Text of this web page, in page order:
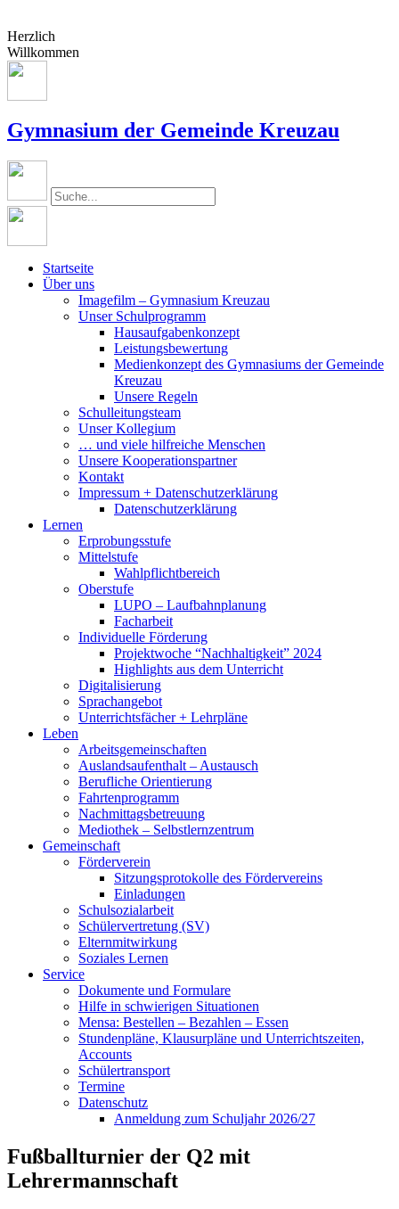
Herzlich
Willkommen
Gymnasium der Gemeinde Kreuzau
Startseite
Über uns
Imagefilm – Gymnasium Kreuzau
Unser Schulprogramm
Hausaufgabenkonzept
Leistungsbewertung
Medienkonzept des Gymnasiums der Gemeinde
Kreuzau
Unsere Regeln
Schulleitungsteam
Unser Kollegium
… und viele hilfreiche Menschen
Unsere Kooperationspartner
Kontakt
Impressum + Datenschutzerklärung
Datenschutzerklärung
Lernen
Erprobungsstufe
Mittelstufe
Wahlpflichtbereich
Oberstufe
LUPO – Laufbahnplanung
Facharbeit
Individuelle Förderung
Projektwoche “Nachhaltigkeit” 2024
Highlights aus dem Unterricht
Digitalisierung
Sprachangebot
Unterrichtsfächer + Lehrpläne
Leben
Arbeitsgemeinschaften
Auslandsaufenthalt – Austausch
Berufliche Orientierung
Fahrtenprogramm
Nachmittagsbetreuung
Mediothek – Selbstlernzentrum
Gemeinschaft
Förderverein
Sitzungsprotokolle des Fördervereins
Einladungen
Schulsozialarbeit
Schülervertretung (SV)
Elternmitwirkung
Soziales Lernen
Service
Dokumente und Formulare
Hilfe in schwierigen Situationen
Mensa: Bestellen – Bezahlen – Essen
Stundenpläne, Klausurpläne und Unterrichtszeiten,
Accounts
Schülertransport
Termine
Datenschutz
Anmeldung zum Schuljahr 2026/27
Fußballturnier der Q2 mit
Lehrermannschaft